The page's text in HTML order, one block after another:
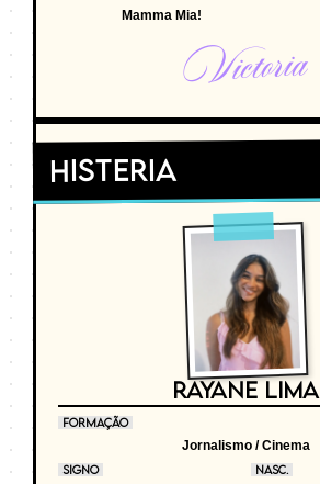
Mamma Mia!
Victoria
Histeria
RAYANE LIMA
FORMAÇÃO
Jornalismo / Cinema
SIGNO NASC.